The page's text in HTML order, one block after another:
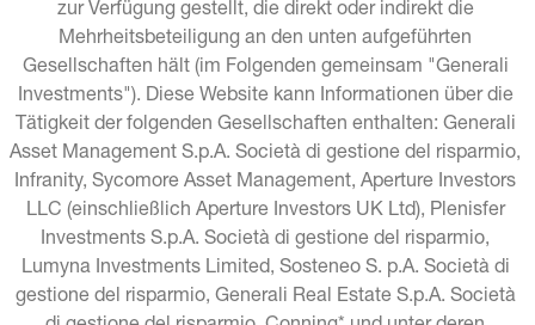
zur Verfügung gestellt, die direkt oder indirekt die
Mehrheitsbeteiligung an den unten aufgeführten
Gesellschaften hält (im Folgenden gemeinsam "Generali
Investments"). Diese Website kann Informationen über die
Tätigkeit der folgenden Gesellschaften enthalten: Generali
Asset Management S.p.A. Società di gestione del risparmio,
Infranity, Sycomore Asset Management, Aperture Investors
LLC (einschließlich Aperture Investors UK Ltd), Plenisfer
Investments S.p.A. Società di gestione del risparmio,
Lumyna Investments Limited, Sosteneo S. p.A. Società di
gestione del risparmio, Generali Real Estate S.p.A. Società